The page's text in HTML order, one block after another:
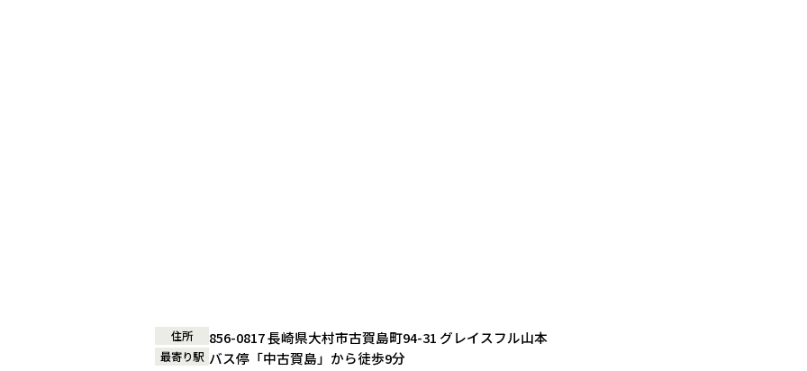
住所 856-0817 長崎県大村市古賀島町94-31 グレイスフル山本
最寄り駅 バス停「中古賀島」から徒歩9分